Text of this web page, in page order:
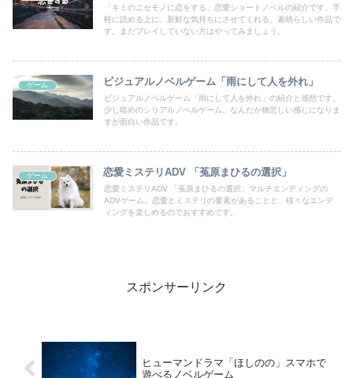
「キミのニセモノに恋をする」恋愛ショートノベルの紹介です。手
軽に読める上に、新鮮な気持ちにさせてくれる、素晴らしい作品で
す。まだプレイしていない方はやってみましょう。
ゲーム ビジュアルノベルゲーム「雨にして人を外れ」
ビジュアルノベルゲーム「雨にして人を外れ」の紹介と感想です。
少し暗めのシリアルノベルゲーム。なんだか物悲しい感じになりま
すが面白い作品です。
ゲーム 恋愛ミステリADV 「菟原まひるの選択」
恋愛ミステリADV 「菟原まひるの選択」マルチエンディングの
ADVゲーム。恋愛とミステリの要素があることと、様々なエンデ
ィングを楽しめるのでおすすめです。
スポンサーリンク
ヒューマンドラマ「ほしのの」スマホで
遊べるノベルゲーム